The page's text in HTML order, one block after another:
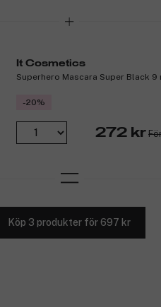
It Cosmetics
Superhero Mascara Super Black 9
-20%
272 kr
Köp 3 produkter för 697 kr